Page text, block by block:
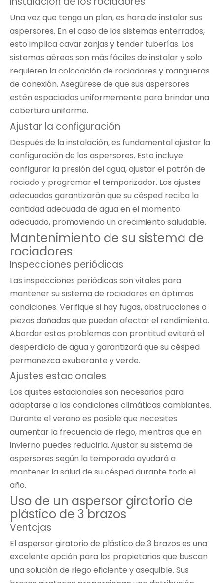
Una vez que tenga un plan, es hora de instalar sus
aspersores. En el caso de los sistemas enterrados,
esto implica cavar zanjas y tender tuberías. Los
sistemas aéreos son más fáciles de instalar y solo
requieren la colocación de rociadores y mangueras
de conexión. Asegúrese de que sus aspersores
estén espaciados uniformemente para brindar una
cobertura uniforme.
Ajustar la configuración
Después de la instalación, es fundamental ajustar la
configuración de los aspersores. Esto incluye
configurar la presión del agua, ajustar el patrón de
rociado y programar el temporizador. Los ajustes
adecuados garantizarán que su césped reciba la
cantidad adecuada de agua en el momento
adecuado, promoviendo un crecimiento saludable.
Mantenimiento de su sistema de
rociadores
Inspecciones periódicas
Las inspecciones periódicas son vitales para
mantener su sistema de rociadores en óptimas
condiciones. Verifique si hay fugas, obstrucciones o
piezas dañadas que puedan afectar el rendimiento.
Abordar estos problemas con prontitud evitará el
desperdicio de agua y garantizará que su césped
permanezca exuberante y verde.
Ajustes estacionales
Los ajustes estacionales son necesarios para
adaptarse a las condiciones climáticas cambiantes.
Durante el verano es posible que necesites
aumentar la frecuencia de riego, mientras que en
invierno puedes reducirla. Ajustar su sistema de
aspersores según la temporada ayudará a
mantener la salud de su césped durante todo el
año.
Uso de un aspersor giratorio de
plástico de 3 brazos
Ventajas
El aspersor giratorio de plástico de 3 brazos es una
excelente opción para los propietarios que buscan
una solución de riego eficiente y asequible. Sus